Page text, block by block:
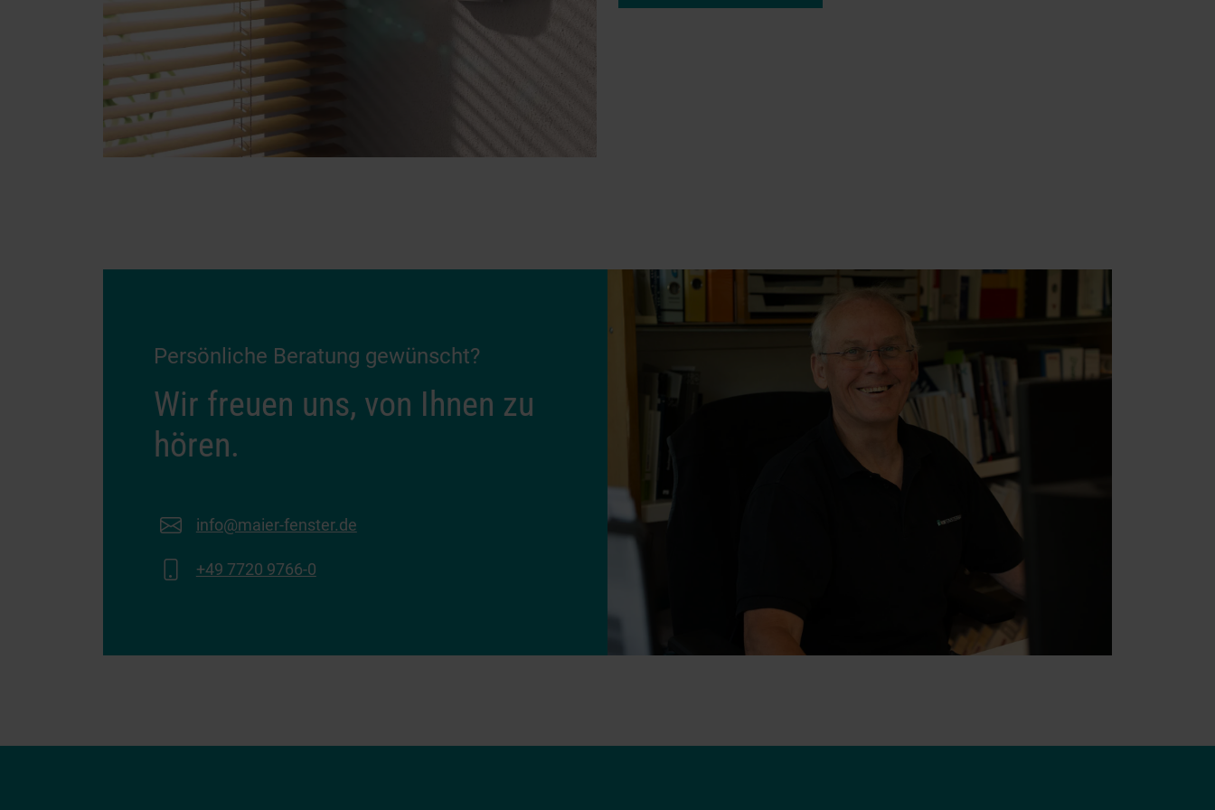
Persönliche Beratung gewünscht?
Wir freuen uns, von Ihnen zu
hören.
info@maier-fenster.de
+49 7720 9766-0